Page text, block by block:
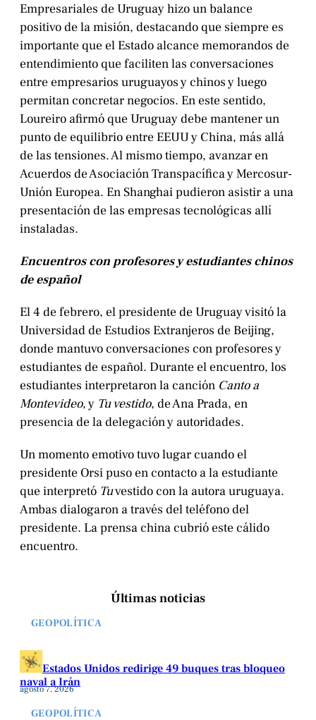
Empresariales de Uruguay hizo un balance
positivo de la misión, destacando que siempre es
importante que el Estado alcance memorandos de
entendimiento que faciliten las conversaciones
entre empresarios uruguayos y chinos y luego
permitan concretar negocios. En este sentido,
Loureiro afirmó que Uruguay debe mantener un
punto de equilibrio entre EEUU y China, más allá
de las tensiones. Al mismo tiempo, avanzar en
Acuerdos de Asociación Transpacífica y Mercosur-
Unión Europea. En Shanghai pudieron asistir a una
presentación de las empresas tecnológicas allí
instaladas.
Encuentros con profesores y estudiantes chinos
de español
El 4 de febrero, el presidente de Uruguay visitó la
Universidad de Estudios Extranjeros de Beijing,
donde mantuvo conversaciones con profesores y
estudiantes de español. Durante el encuentro, los
estudiantes interpretaron la canción Canto a
Montevideo, y Tu vestido, de Ana Prada, en
presencia de la delegación y autoridades.
Un momento emotivo tuvo lugar cuando el
presidente Orsi puso en contacto a la estudiante
que interpretó Tuvestido con la autora uruguaya.
Ambas dialogaron a través del teléfono del
presidente. La prensa china cubrió este cálido
encuentro.
Últimas noticias
GEOPOLÍTICA
Estados Unidos redirige 49 buques tras bloqueo
naval a Irán
agosto 7, 2026
GEOPOLÍTICA